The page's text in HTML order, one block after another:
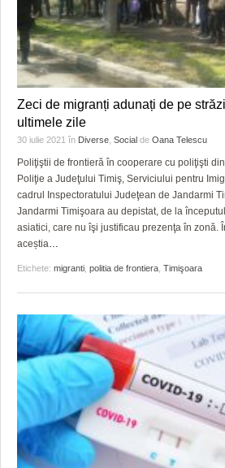
Zeci de migranți adunați de pe
ultimele zile
30 iulie 2021 în Diverse Social de Oana Telescu
Poliţiştii de frontieră în cooperare cu poliţişti
Poliţie a Judeţului Timiş, Serviciului pentru
cadrul Inspectoratului Judeţean de Jandarmi
Jandarmi Timişoara au depistat, de la
asiatici, care nu îşi justificau prezenţa în zonă.
aceștia…
Etichete: migranti politia de frontiera Timişoara